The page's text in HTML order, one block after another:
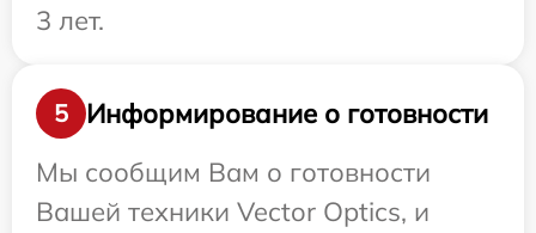
3 лет.
5
Информирование о готовности
Мы сообщим Вам о готовности
Вашей техники Vector Optics, и